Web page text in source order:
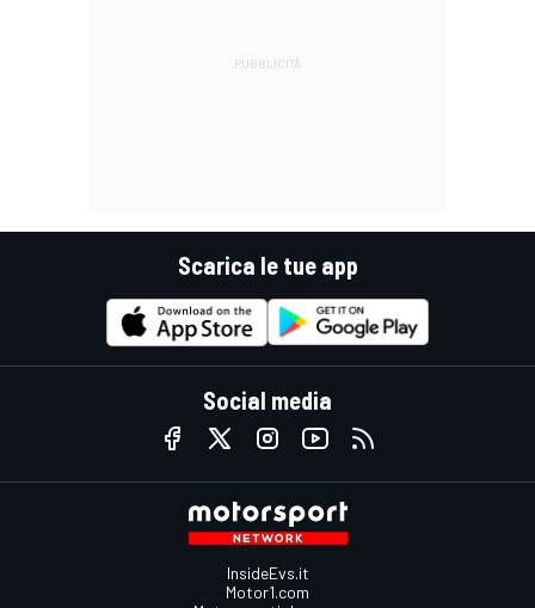
Scarica le tue app
Social media
InsideEvs.it
Motor1.com